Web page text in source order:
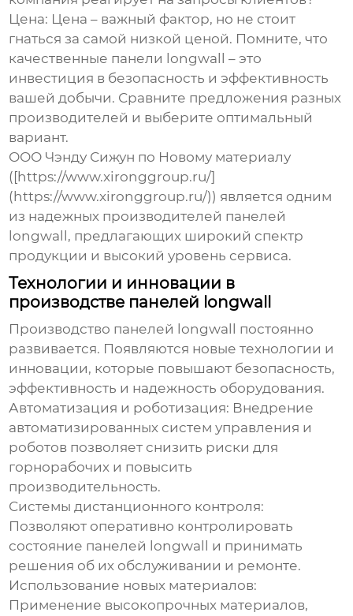
Цена: Цена – важный фактор, но не стоит
гнаться за самой низкой ценой. Помните, что
качественные панели longwall – это
инвестиция в безопасность и эффективность
вашей добычи. Сравните предложения разных
производителей и выберите оптимальный
вариант.
ООО Чэнду Сижун по Новому материалу
([https://www.xironggroup.ru/]
(https://www.xironggroup.ru/)) является одним
из надежных производителей панелей
longwall , предлагающих широкий спектр
продукции и высокий уровень сервиса.
Технологии и инновации в
производстве панелей longwall
Производство панелей longwall постоянно
развивается. Появляются новые технологии и
инновации, которые повышают безопасность,
эффективность и надежность оборудования.
Автоматизация и роботизация: Внедрение
автоматизированных систем управления и
роботов позволяет снизить риски для
горнорабочих и повысить
производительность.
Системы дистанционного контроля:
Позволяют оперативно контролировать
состояние панелей longwall и принимать
решения об их обслуживании и ремонте.
Использование новых материалов:
Применение высокопрочных материалов,